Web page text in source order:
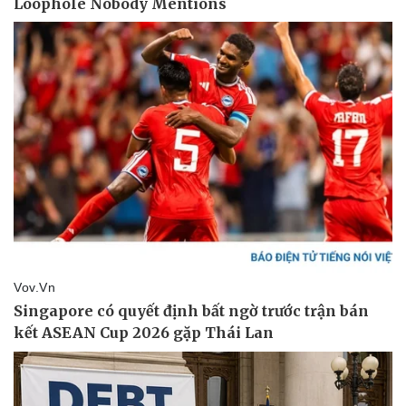
Doanh nghiệp
Thông tin doanh nghiệp
Doanh nghiệp 24h
Doanh nhân
Vì cộng đồng
Công nghệ
Sành điệu
Tin Công nghệ
Trải nghiệm
Chuyển đổi số